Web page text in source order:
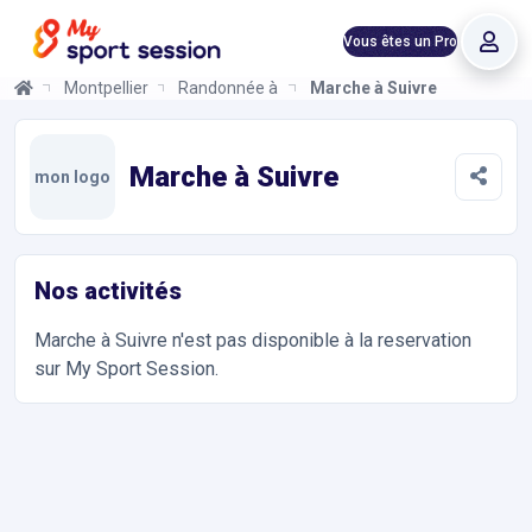
Vous êtes un Pro
Montpellier Randonnée à PiedMarche à Suivre
mon logo Marche à Suivre
Nos activités
Marche à Suivre n'est pas disponible à la reservation
sur My Sport Session.